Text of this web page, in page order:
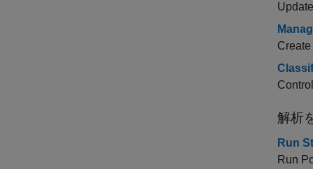
解析
Run
Run